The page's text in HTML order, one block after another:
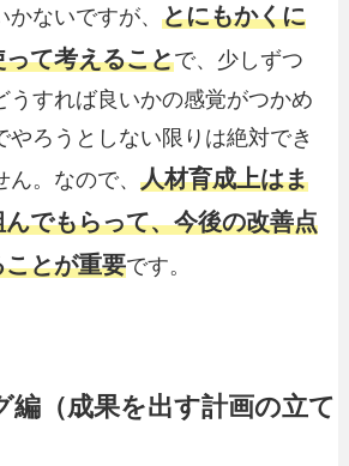
かないですが、とにもかくに
て考えることで、少しずつ
うすれば良いかの感覚がつかめ
やろうとしない限りは絶対でき
ん。なので、人材育成上はま
でもらって、今後の改善点
とが重要です。
（成果を出す計画の立て